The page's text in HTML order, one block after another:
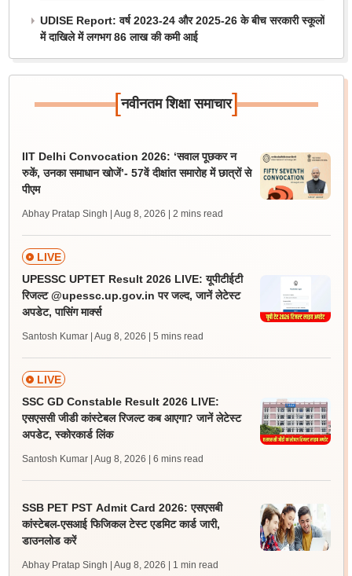
UDISE Report: वर्ष 2023-24 और 2025-26 के बीच सरकारी स्कूलों
में दाखिले में लगभग 86 लाख की कमी आई
[नवीनतम शिक्षा समाचार]
IIT Delhi Convocation 2026: ‘सवाल पूछकर न
रुकें, उनका समाधान खोजें’- 57वें दीक्षांत समारोह में छात्रों से
पीएम
Abhay Pratap Singh | Aug 8, 2026 | 2 mins read
LIVE
UPESSC UPTET Result 2026 LIVE: यूपीटीईटी
रिजल्ट @upessc.up.gov.in पर जल्द, जानें लेटेस्ट
अपडेट, पासिंग मार्क्स
Santosh Kumar | Aug 8, 2026 | 5 mins read
LIVE
SSC GD Constable Result 2026 LIVE:
एसएससी जीडी कांस्टेबल रिजल्ट कब आएगा? जानें लेटेस्ट
अपडेट, स्कोरकार्ड लिंक
Santosh Kumar | Aug 8, 2026 | 6 mins read
SSB PET PST Admit Card 2026: एसएसबी
कांस्टेबल-एसआई फिजिकल टेस्ट एडमिट कार्ड जारी,
डाउनलोड करें
Abhay Pratap Singh | Aug 8, 2026 | 1 min read